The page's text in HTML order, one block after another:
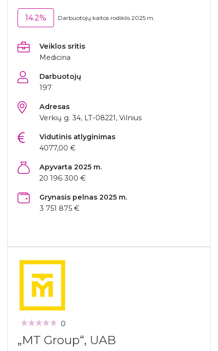
14.2% Darbuotojų kaitos rodiklis 2025 m.
Veiklos sritis
Medicina
Darbuotojų
197
Adresas
Verkių g. 34, LT-08221, Vilnius
Vidutinis atlyginimas
4077,00 €
Apyvarta 2025 m.
20 196 300 €
Grynasis pelnas 2025 m.
3 751 875 €
0
„MT Group“, UAB